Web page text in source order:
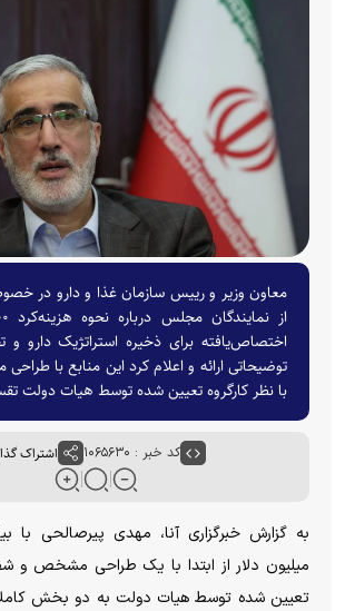
معاون وزیر و رییس سازمان غذا و دارو در
اختصاص‌یافته برای ذخیره استراتژیک دارو و
توضیحاتی ارائه و اعلام کرد این منابع با
با نظر کارگروه تعیین شده توسط هیات دولت
کد خبر : ۱۰۶۵۶۳۰ اشتراک
میلیون دلار از ابتدا با یک طراحی مشخص و
تعیین شده توسط هیات دولت به دو بخش